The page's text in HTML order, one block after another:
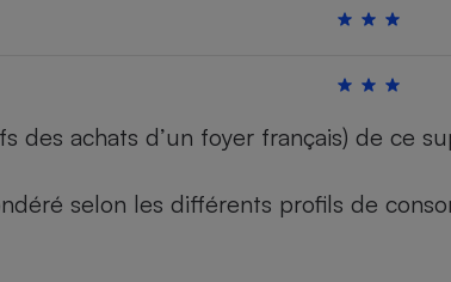
achats d’un foyer français) de ce
selon les différents profils de